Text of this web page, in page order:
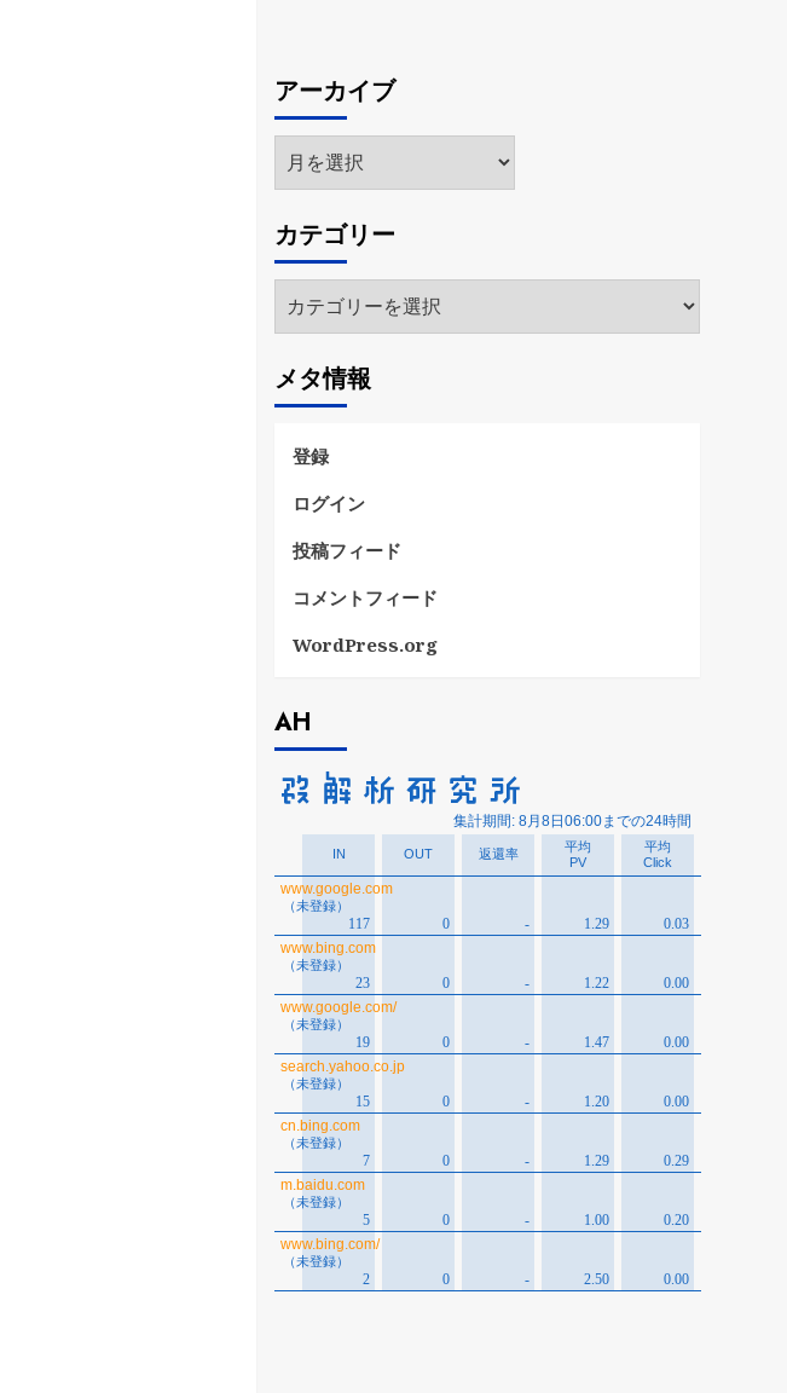
アーカイブ
ア
ー
イ
ブ
カテゴリー
テ
リ
ー
メタ情報
登録
ログイン
投稿フィード
コメントフィード
WordPress.org
AH